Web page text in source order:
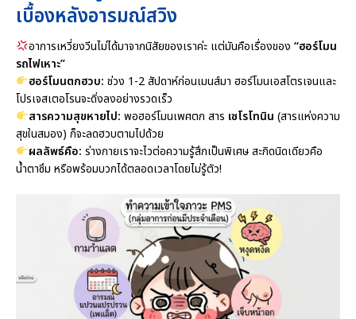
เบื้องหลังอารมณ์สวิง
อาการเหวี่ยงวีนไม่ได้มาจากนิสัยของเราค่ะ แต่มันคือเรื่องของ “ฮอร์โมน
รถไฟเหาะ”
ฮอร์โมนตกฮวบ: ช่วง 1-2 สัปดาห์ก่อนเมนส์มา ฮอร์โมนเอสโตรเจนและ
โปรเจสเตอโรนจะดิ่งลงอย่างรวดเร็ว
สารความสุขหายไป: พอฮอร์โมนเพศตก สาร เซโรโทนิน (สารแห่งความ
สุขในสมอง) ก็จะลดฮวบตามไปด้วย
ผลลัพธ์คือ: ร่างกายเราจะไวต่อความรู้สึกเป็นพิเศษ สะกิดนิดเดียวคือ
น้ำตาซึม หรือพร้อมบวกได้ตลอดเวลาโดยไม่รู้ตัว!